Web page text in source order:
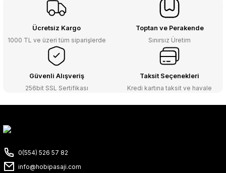
Ücretsiz Kargo
1000 TL ve üzeri tüm siparişlerde
Toptan ve Perakende
Sınırsız Üretim
Güvenli Alışveriş
256bit SSL Sertifikası
Taksit Seçenekleri
Kredi kartına taksit ve havale
0(554) 526 57 82
info@hobipasaji.com